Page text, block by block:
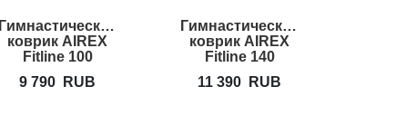
Гимнастический
коврик AIREX
Fitline 100
9 790
RUB
Гимнастический
коврик AIREX
Fitline 140
11 390
RUB